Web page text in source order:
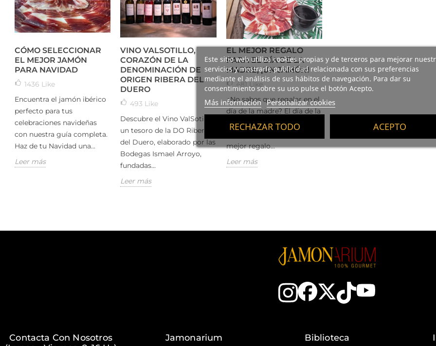
Este sitio web utiliza cookies propias y de terceros para mejorar
servicios y mostrarle publicidad relacionada con sus preferencias
mediante el análisis de sus hábitos de navegación. Para dar su
consentimiento sobre su uso pulse el botón Acepto.
Más información Personalizar cookies
RECHAZAR TODO ACEPTO
CÓMO SELECCIONAR
EL MEJOR JAMÓN
PARA NAVIDAD
1436 Like
Encuentra el jamón ibérico
perfecto para tus
celebraciones navideñas
con nuestra guía completa.
Haz de tu Navidad una...
Leer más
VINO VALSOTILLO,
CORAZÓN DE LA
DENOMINACIÓN DE
ORIGEN RIBERA DEL
DUERO
493 Like
Descubre el Vino ValSotillo,
un tesoro de la DO Ribera
del Duero, elaborado por las
Bodegas Ismael Arroyo,
fundadas...
Leer más
EL MEJOR REGALO
PARA EL DÍA DE LA
MADRE, ¡UN JAMÓN!
481 Like
¿No sabes que regalar en el
día de la madre? El día de la
madre está aquí y todos
mejor regalo...
Leer más
Contacta Con Nosotros
Jamonarium Biblioteca